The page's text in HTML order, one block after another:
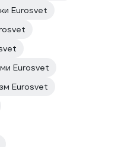
Eurosvet
Eurosvet
Eurosvet